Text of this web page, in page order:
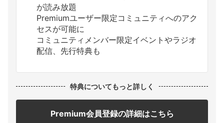
が読み放題
Premiumユーザー限定コミュニティへのアク
セスが可能に
コミュニティメンバー限定イベントやラジオ
配信、先行特典も
特典についてもっと詳しく
Premium会員登録の詳細はこちら